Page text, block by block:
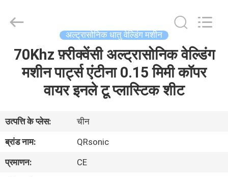
घर
हमारे
बारे
में
Equipment
Co.,Ltd.
Reserved.
अल्ट्रासोनिक धातु वेल्डिंग मशीन
70Khz फ़्रीक्वेंसी अल्ट्रासोनिक वेल्डिंग
मशीन पार्ट्स एंटीना 0.15 मिमी कॉपर
वायर इनले टू प्लास्टिक शीट
उत्पत्ति के प्लेस:
चीन
ब्रांड नाम:
QRsonic
प्रमाणन:
CE